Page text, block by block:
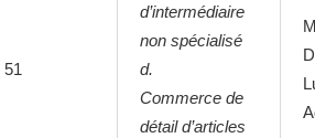
51
d’intermédiaire
non spécialisé
d.
Commerce de
détail d’articles